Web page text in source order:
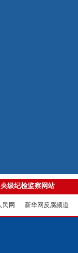
级纪检监察网站
民网 新华网反腐频道